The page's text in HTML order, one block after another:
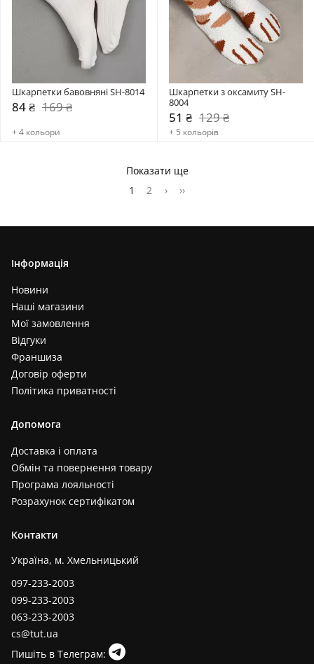
Шкарпетки бавовняні SH-8014
84 ₴ 169 ₴
+ 4 кольори
Шкарпетки з оксамиту SH-
8004
51 ₴ 129 ₴
+ 5 кольорів
Показати ще
1
2 › ››
Інформація
Новини
Наші магазини
Мої замовлення
Відгуки
Франшиза
Договір оферти
Політика приватності
Допомога
Доставка і оплата
Обмін та повернення товару
Програма лояльності
Розрахунок сертифікатом
Контакти
Україна, м. Хмельницький
097-233-2003
099-233-2003
063-233-2003
cs@tut.ua
Пишіть в Телеграм: